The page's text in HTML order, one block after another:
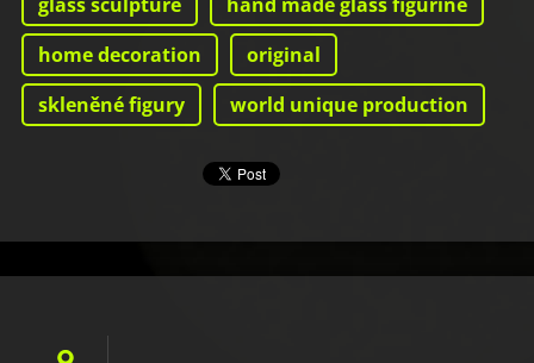
home decoration
original
skleněné figury
world unique production